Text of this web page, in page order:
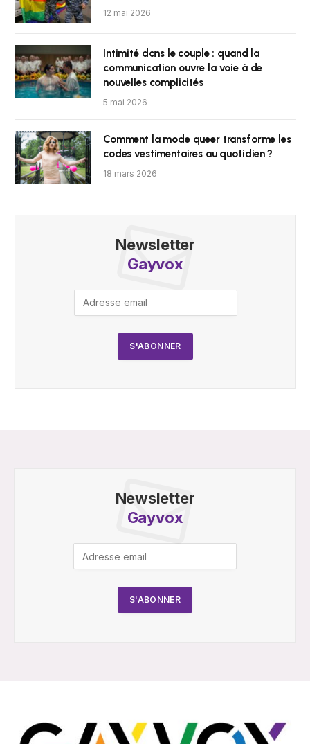
12 mai 2026
Intimité dans le couple : quand la
communication ouvre la voie à de
nouvelles complicités
5 mai 2026
Comment la mode queer transforme les
codes vestimentaires au quotidien ?
18 mars 2026
Newsletter
Gayvox
Newsletter
Gayvox